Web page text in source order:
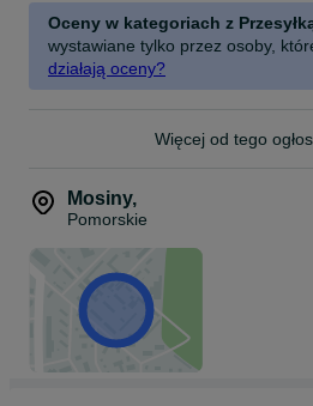
Oceny w kategoriach z
wystawiane tylko przez osoby,
działają oceny?
Więcej od tego
Mosiny,
Pomorskie